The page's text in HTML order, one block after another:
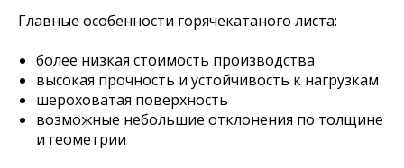
Главные особенности горячекатаного листа:
более низкая стоимость производства
высокая прочность и устойчивость к нагрузкам
шероховатая поверхность
возможные небольшие отклонения по толщине
и геометрии